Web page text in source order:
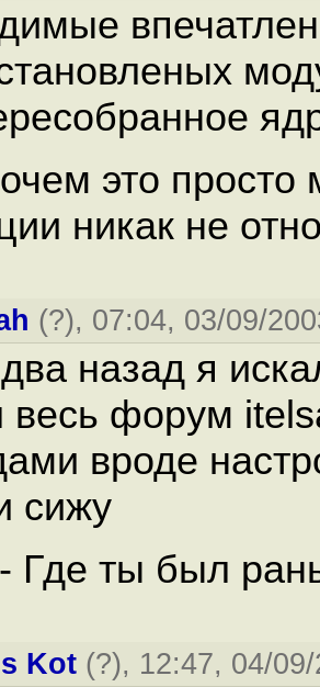
это просто
никак не
(?), 07:04, 03/09/
назад я
весь форум
вроде
сижу
Где ты был
Kot (?), 12:47, 04/